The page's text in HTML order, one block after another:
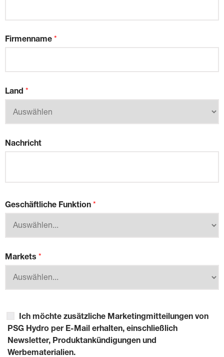
Firmenname *
Land *
Nachricht
Geschäftliche Funktion *
Markets *
Ich möchte zusätzliche Marketingmitteilungen von
PSG Hydro per E-Mail erhalten, einschließlich
Newsletter, Produktankündigungen und
Werbematerialien.